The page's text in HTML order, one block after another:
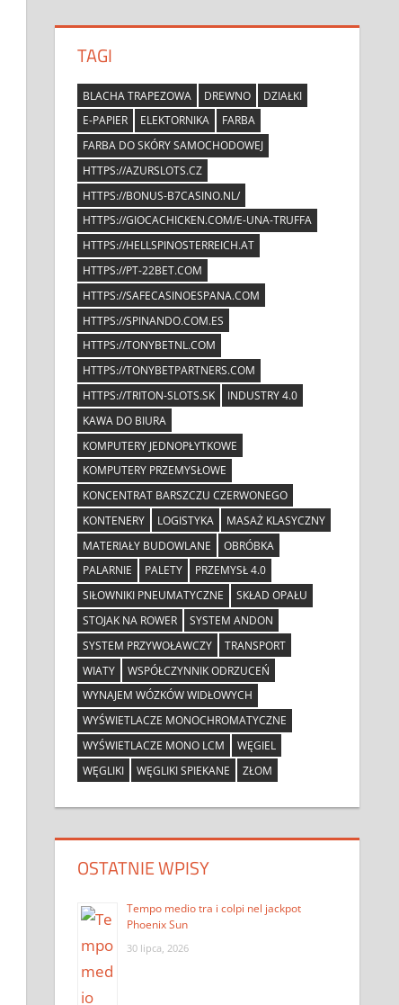
TAGI
BLACHA TRAPEZOWA DREWNO
DZIAŁKI
E-PAPIER
ELEKTORNIKA
FARBA
FARBA DO SKÓRY SAMOCHODOWEJ
HTTPS://AZURSLOTS.CZ
HTTPS://BONUS-B7CASINO.NL/
HTTPS://GIOCACHICKEN.COM/E-UNA-TRUFFA
HTTPS://HELLSPINOSTERREICH.AT
HTTPS://PT-22BET.COM
HTTPS://SAFECASINOESPANA.COM
HTTPS://SPINANDO.COM.ES
HTTPS://TONYBETNL.COM
HTTPS://TONYBETPARTNERS.COM
HTTPS://TRITON-SLOTS.SK
INDUSTRY 4.0
KAWA DO BIURA
KOMPUTERY JEDNOPŁYTKOWE
KOMPUTERY PRZEMYSŁOWE
KONCENTRAT BARSZCZU CZERWONEGO
KONTENERY
LOGISTYKA
MASAŻ KLASYCZNY
MATERIAŁY BUDOWLANE
OBRÓBKA
PALARNIE
PALETY
PRZEMYSŁ 4.0
SIŁOWNIKI PNEUMATYCZNE
SKŁAD OPAŁU
STOJAK NA ROWER
SYSTEM ANDON
SYSTEM PRZYWOŁAWCZY
TRANSPORT
WIATY
WSPÓŁCZYNNIK ODRZUCEŃ
WYNAJEM WÓZKÓW WIDŁOWYCH
WYŚWIETLACZE MONOCHROMATYCZNE
WYŚWIETLACZE MONO LCM
WĘGIEL
WĘGLIKI
WĘGLIKI SPIEKANE ZŁOM
OSTATNIE WPISY
Tempo medio tra i colpi nel jackpot
Phoenix Sun
30 lipca, 2026